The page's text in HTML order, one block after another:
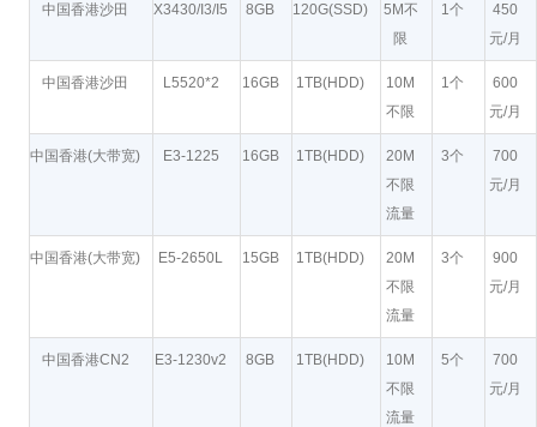
中国香港沙田 X3430/I3/I5 8GB 120G(SSD)
5M不
限
1个
450
元/月
中国香港沙田 L5520*2 16GB 1TB(HDD)
10M
不限
1个
600
元/月
中国香港(大带宽) E3-1225 16GB 1TB(HDD)
20M
不限
流量
3个
700
元/月
中国香港(大带宽) E5-2650L 15GB 1TB(HDD)
20M
不限
流量
3个
900
元/月
中国香港CN2 E3-1230v2 8GB 1TB(HDD)
10M
不限
流量
5个
700
元/月